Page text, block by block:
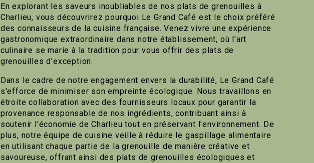
En explorant les saveurs inoubliables de nos plats de grenouilles à
Charlieu, vous découvrirez pourquoi Le Grand Café est le choix préféré
des connaisseurs de la cuisine française. Venez vivre une expérience
gastronomique extraordinaire dans notre établissement, où l'art
culinaire se marie à la tradition pour vous offrir des plats de
grenouilles d'exception.
Dans le cadre de notre engagement envers la durabilité, Le Grand Café
s'efforce de minimiser son empreinte écologique. Nous travaillons en
étroite collaboration avec des fournisseurs locaux pour garantir la
provenance responsable de nos ingrédients, contribuant ainsi à
soutenir l'économie de Charlieu tout en préservant l'environnement. De
plus, notre équipe de cuisine veille à réduire le gaspillage alimentaire
en utilisant chaque partie de la grenouille de manière créative et
savoureuse, offrant ainsi des plats de grenouilles écologiques et